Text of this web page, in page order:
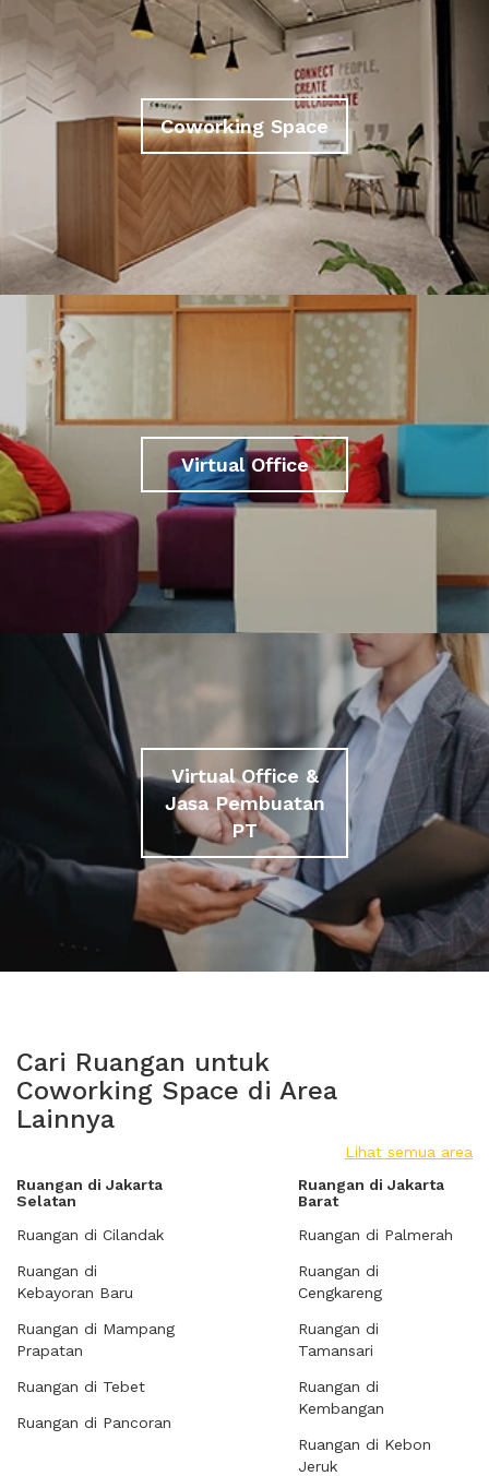
Coworking Space
Virtual Office
Virtual Office &
Jasa Pembuatan
PT
Cari Ruangan untuk
Coworking Space di Area
Lainnya
Lihat semua area
Ruangan di Jakarta
Selatan
Ruangan di Cilandak
Ruangan di
Kebayoran Baru
Ruangan di Mampang
Prapatan
Ruangan di Tebet
Ruangan di Pancoran
Ruangan di Jakarta
Barat
Ruangan di Palmerah
Ruangan di
Cengkareng
Ruangan di
Tamansari
Ruangan di
Kembangan
Ruangan di Kebon
Jeruk